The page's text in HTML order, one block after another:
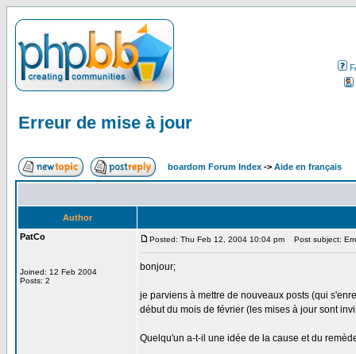
Erreur de mise à jour
boardom Forum Index -> Aide en français
Author
PatCo
Joined: 12 Feb 2004
Posts: 2
Posted: Thu Feb 12, 2004 10:04 pm Post subject:
bonjour;
je parviens à mettre de nouveaux posts (qui
début du mois de février (les mises à jour sont
Quelqu'un a-t-il une idée de la cause et du